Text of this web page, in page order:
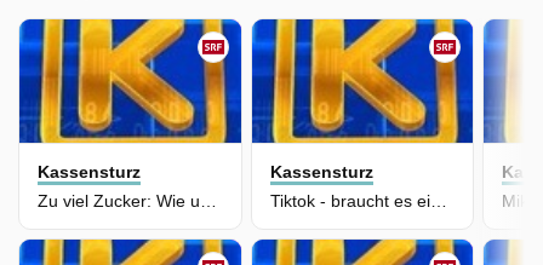
Kassensturz
Zu viel Zucker: Wie uns die Lebensmittelindustrie verführt
Kassensturz
Tiktok - braucht es ein Verbot für Jugendliche?